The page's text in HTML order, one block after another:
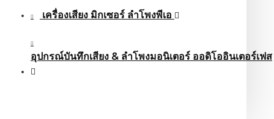
เครื่องเสียง มิกเซอร์ ลำโพงพีเอ
อุปกรณ์บันทึกเสียง & ลำโพงมอนิเตอร์ ออดิโออินเตอร์เฟส